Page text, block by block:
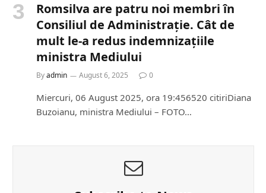
Romsilva are patru noi membri în
Consiliul de Administrație. Cât de
mult le-a redus indemnizațiile
ministra Mediului
Byadmin August 6, 2025 0
Miercuri, 06 August 2025, ora 19:456520 citiriDiana
Buzoianu, ministra Mediului – FOTO…